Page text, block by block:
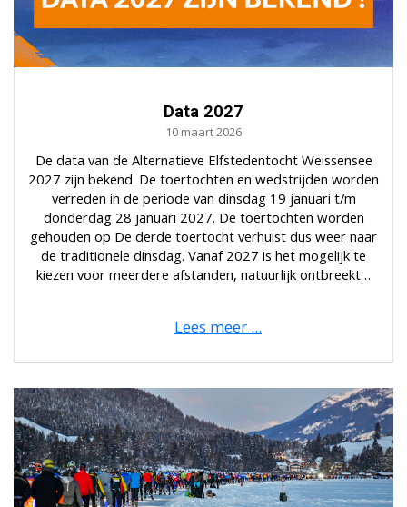
Data 2027
10 maart 2026
De data van de Alternatieve Elfstedentocht Weissensee
2027 zijn bekend. De toertochten en wedstrijden worden
verreden in de periode van dinsdag 19 januari t/m
donderdag 28 januari 2027. De toertochten worden
gehouden op De derde toertocht verhuist dus weer naar
de traditionele dinsdag. Vanaf 2027 is het mogelijk te
kiezen voor meerdere afstanden, natuurlijk ontbreekt…